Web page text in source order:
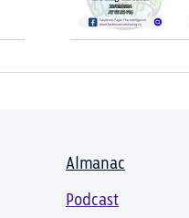
Almanac
Podcast